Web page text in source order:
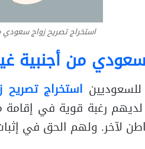
استخراج تصريح زواج سعودي
من أجنبية
استخراج
رغبة قوية في إقامة
لآخر. ولهم الحق في